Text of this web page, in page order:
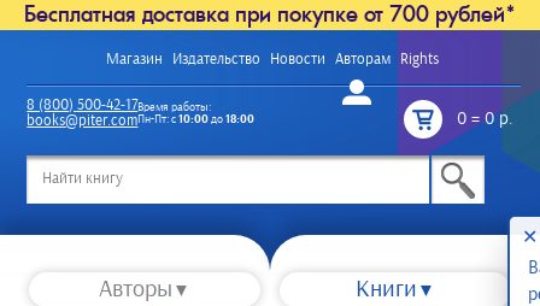
Бесплатная доставка при покупке от 700 рублей*
Магазин Издательство Новости Авторам Rights
Войти
0=0 р.
8 (800) 500-42-17
books@piter.com
Время работы:
Пн-Пт: с10:00до18:00
Авторы Книги
✕